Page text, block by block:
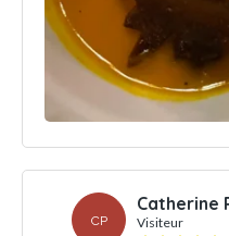
CP
Catherine
Visiteur